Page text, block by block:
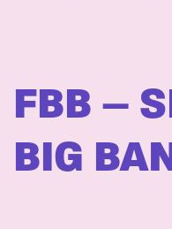
FBB –
BIG